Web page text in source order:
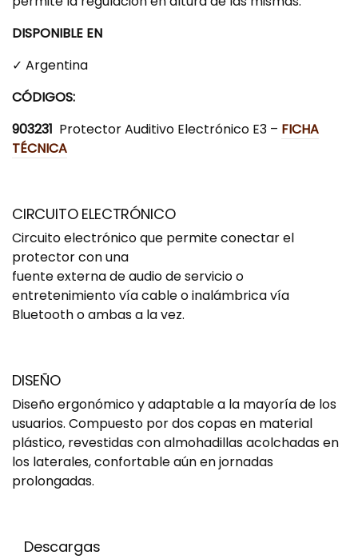
DISPONIBLE EN
✓ Argentina
CÓDIGOS:
903231 Protector Auditivo Electrónico E3 – FICHA
TÉCNICA
CIRCUITO ELECTRÓNICO
Circuito electrónico que permite conectar el
protector con una
fuente externa de audio de servicio o
entretenimiento vía cable o inalámbrica vía
Bluetooth o ambas a la vez.
DISEÑO
Diseño ergonómico y adaptable a la mayoría de los
usuarios. Compuesto por dos copas en material
plástico, revestidas con almohadillas acolchadas en
los laterales, confortable aún en jornadas
prolongadas.
Descargas